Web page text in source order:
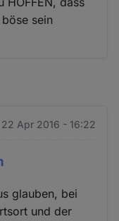
sein
22 Apr 2016 - 16:22
glauben, bei
und der